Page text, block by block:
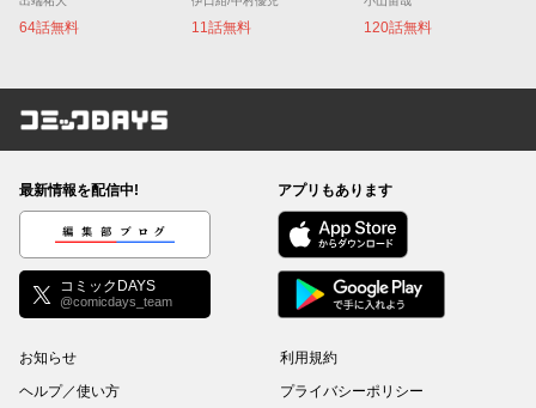
64話無料 11話無料 120話無料
コミックDAYS
最新情報を配信中!
編集部ブログ
コミックDAYS
@comicdays_team
アプリもあります
お知らせ
ヘルプ／使い方
利用規約
プライバシーポリシー